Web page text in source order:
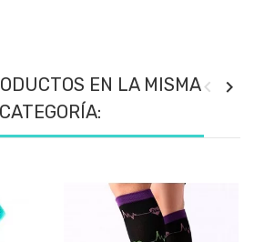
EN LA MISMA
CATEGORÍA: